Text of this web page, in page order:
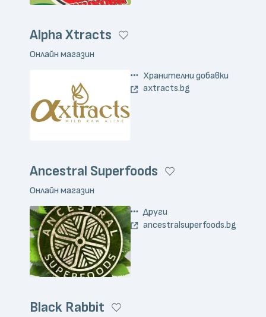
Alpha Xtracts
Онлайн магазин
Хранителни добавки
axtracts.bg
Ancestral Superfoods
Онлайн магазин
Други
ancestralsuperfoods.bg
Black Rabbit